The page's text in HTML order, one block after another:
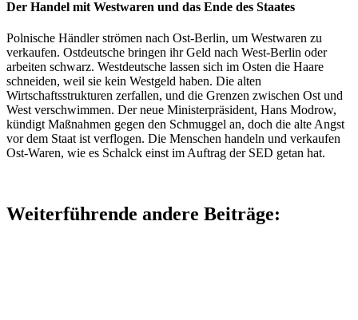
Der Handel mit Westwaren und das Ende des Staates
Polnische Händler strömen nach Ost-Berlin, um Westwaren zu
verkaufen. Ostdeutsche bringen ihr Geld nach West-Berlin oder
arbeiten schwarz. Westdeutsche lassen sich im Osten die Haare
schneiden, weil sie kein Westgeld haben. Die alten
Wirtschaftsstrukturen zerfallen, und die Grenzen zwischen Ost und
West verschwimmen. Der neue Ministerpräsident, Hans Modrow,
kündigt Maßnahmen gegen den Schmuggel an, doch die alte Angst
vor dem Staat ist verflogen. Die Menschen handeln und verkaufen
Ost-Waren, wie es Schalck einst im Auftrag der SED getan hat.
Weiterführende andere Beiträge: